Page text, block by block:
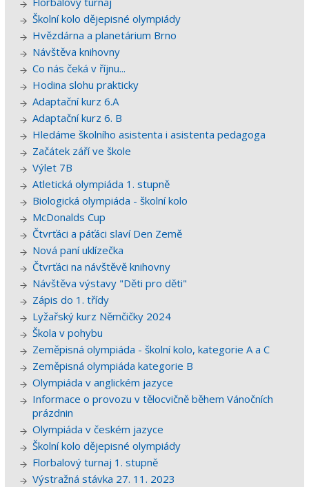
Školní kolo dějepisné olympiády
Hvězdárna a planetárium Brno
Návštěva knihovny
Co nás čeká v říjnu...
Hodina slohu prakticky
Adaptační kurz 6.A
Adaptační kurz 6. B
Hledáme školního asistenta i asistenta pedagoga
Začátek září ve škole
Výlet 7B
Atletická olympiáda 1. stupně
Biologická olympiáda - školní kolo
McDonalds Cup
Čtvrťáci a páťáci slaví Den Země
Nová paní uklízečka
Čtvrťáci na návštěvě knihovny
Návštěva výstavy "Děti pro děti"
Zápis do 1. třídy
Lyžařský kurz Němčičky 2024
Škola v pohybu
Zeměpisná olympiáda - školní kolo, kategorie A a C
Zeměpisná olympiáda kategorie B
Olympiáda v anglickém jazyce
Informace o provozu v tělocvičně během Vánočních
prázdnin
Olympiáda v českém jazyce
Školní kolo dějepisné olympiády
Florbalový turnaj 1. stupně
Výstražná stávka 27. 11. 2023